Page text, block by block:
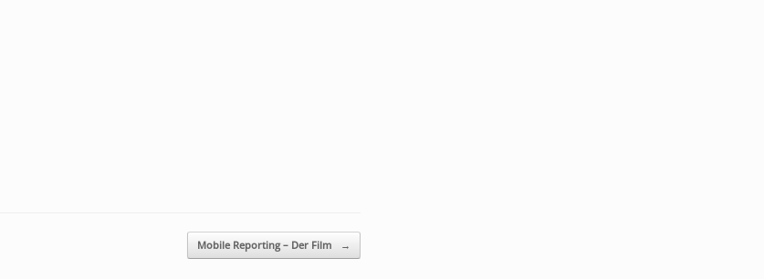
Mobile Reporting – Der Film →